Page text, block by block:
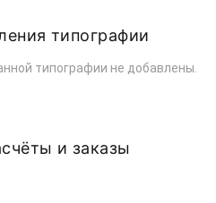
типографии
типографии не добавлены.
и заказы